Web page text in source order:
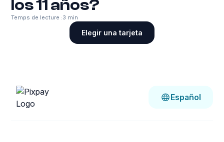
los 11 años?
Temps de lecture :3 min
Elegir una tarjeta
Español